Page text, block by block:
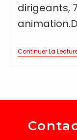
dirigeants,
Continuer La